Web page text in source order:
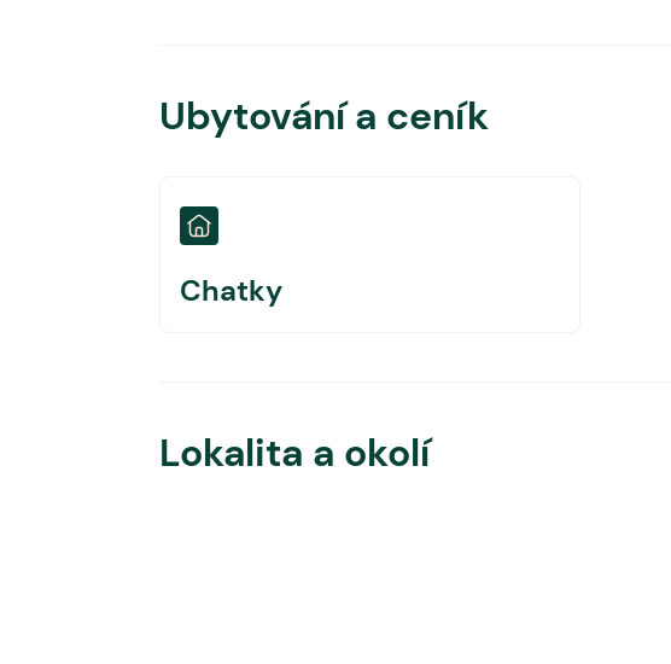
Ubytování a ceník
Chatky
Lokalita a okolí